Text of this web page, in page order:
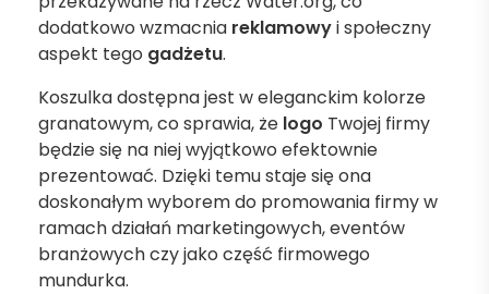
dodatkowo wzmacnia reklamowyi społeczny
aspekt tego gadżetu.
Koszulka dostępna jest w eleganckim kolorze
granatowym, co sprawia, że logo Twojej firmy
będzie się na niej wyjątkowo efektownie
prezentować. Dzięki temu staje się ona
doskonałym wyborem do promowania firmy w
ramach działań marketingowych, eventów
branżowych czy jako część firmowego
mundurka.